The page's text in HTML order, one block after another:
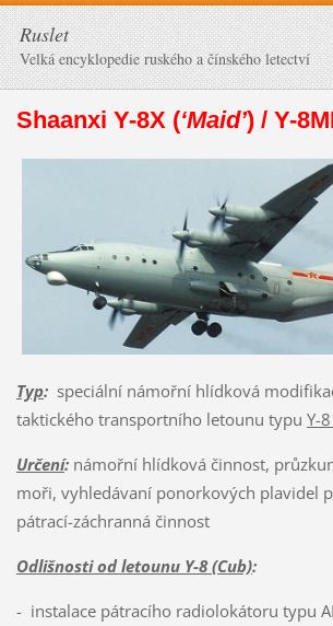
Ruslet
Velká encyklopedie ruského a čínského letectví
Shaanxi Y-8X (‘Maid’)/ Y-
Typ:speciální námořní hlídková
taktického transportního letounu typu Y-8
Určení:námořní hlídková činnost,
moři, vyhledávaní ponorkových plavidel
pátrací-záchranná činnost
Odlišnosti od letounu Y-8(Cub):
- instalace pátracího radiolokátoru typu